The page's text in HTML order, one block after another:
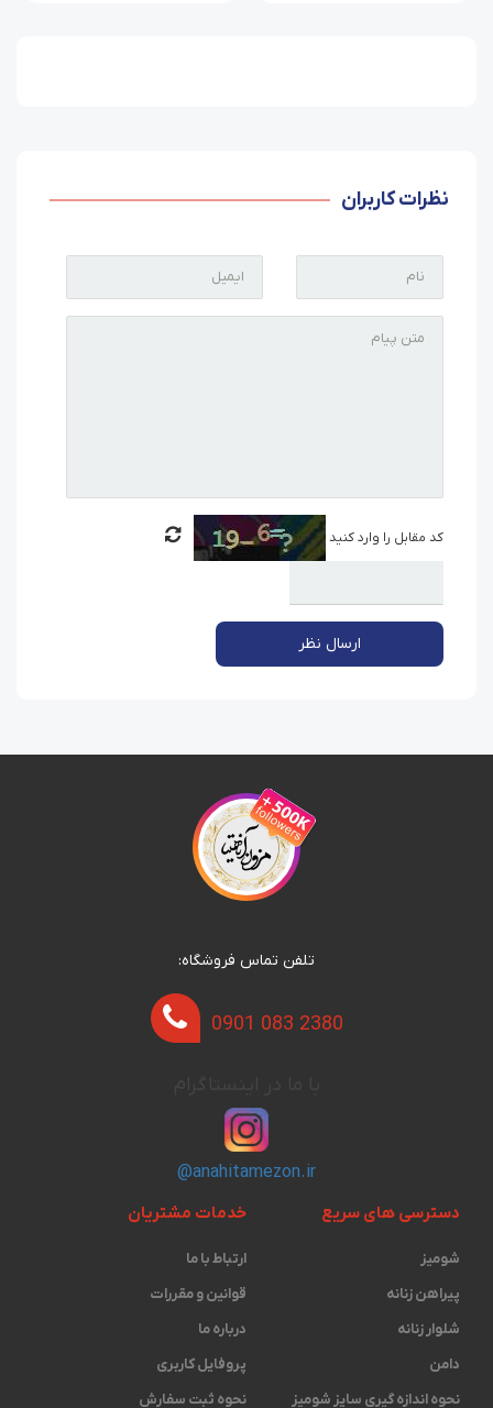
نظرات کاربران
کد مقابل را وارد کنید
ارسال نظر
تلفن تماس فروشگاه:
0901 083 2380
@anahitamezon.ir
دسترسی های سریع
شومیز
پیراهن زنانه
شلوار زنانه
دامن
نحوه اندازه گیری ‫سایز شومیز
خدمات مشتریان
ارتباط با ما
قوانین و مقررات
درباره ما
پروفایل کاربری
نحوه ثبت سفارش